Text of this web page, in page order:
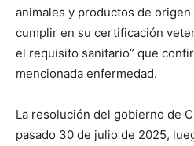
animales y productos de origen
cumplir en su certificación
el requisito sanitario” que
mencionada enfermedad.
La resolución del gobierno de
pasado 30 de julio de 2025,